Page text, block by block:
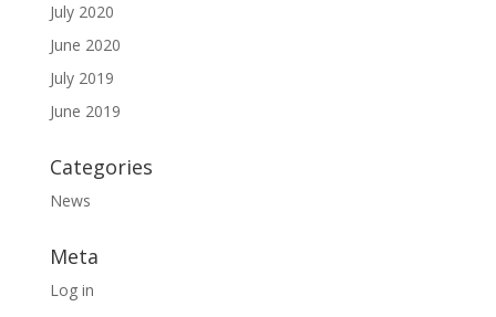
July 2020
June 2020
July 2019
June 2019
Categories
News
Meta
Log in